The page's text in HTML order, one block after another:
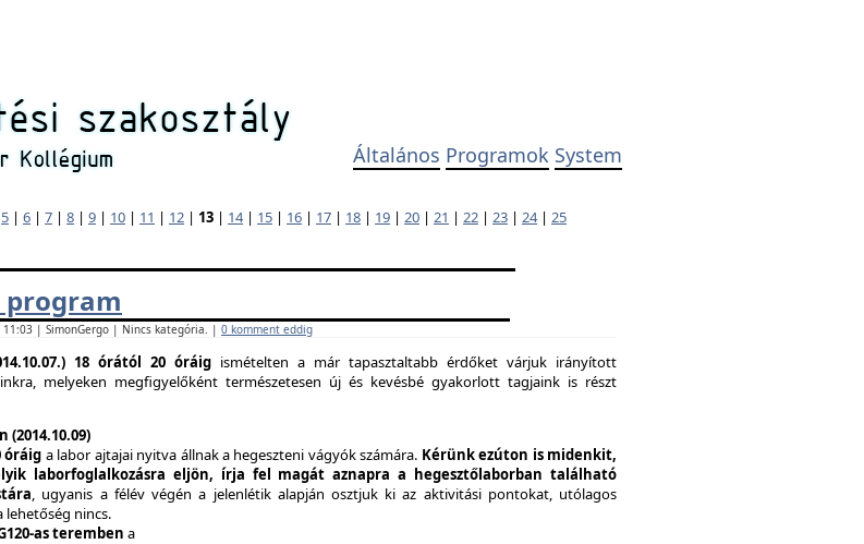
Általános Programok System
5 | 6 | 7 | 8 | 9 | 10 | 11 | 12 | 13 | 14| 15 | 16 | 17 | 18 | 19 | 20 | 21 | 22 | 23 | 24| 25
program
11:03 | SimonGergo | Nincs kategória. | 0 komment eddig
18 órától 20 óráig ismételten a már tapasztaltabb érdőket várjuk irányított
melyeken megfigyelőként természetesen új és kevésbé gyakorlott tagjaink is részt
óráig a labor ajtajai nyitva állnak a hegeszteni vágyók számára. Kérünk ezúton is midenkit,
laborfoglalkozásra eljön, írja fel magát aznapra a hegesztőlaborban található
, ugyanis a félév végén a jelenlétik alapján osztjuk ki az aktivitási pontokat, utólagos
lehetőség nincs.
as teremben a